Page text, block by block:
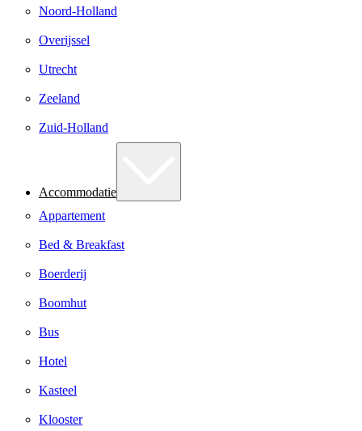
Noord-Holland
Overijssel
Utrecht
Zeeland
Zuid-Holland
Accommodatie
Appartement
Bed & Breakfast
Boerderij
Boomhut
Bus
Hotel
Kasteel
Klooster